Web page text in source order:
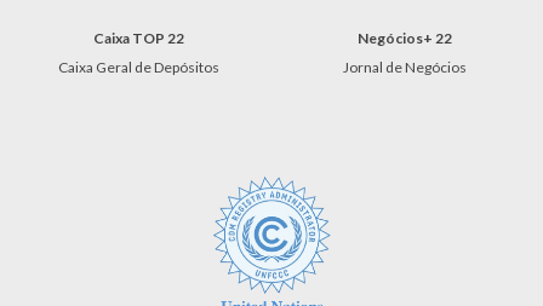
Caixa TOP 22
Caixa Geral de Depósitos
Negócios+ 22
Jornal de Negócios